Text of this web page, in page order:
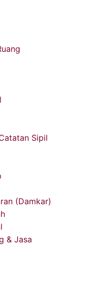
Sipil
(Damkar)
& Jasa